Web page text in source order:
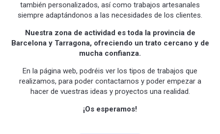
también personalizados, así como trabajos artesanales
siempre adaptándonos a las necesidades de los clientes.
Nuestra zona de actividad es toda la provincia de
Barcelona y Tarragona, ofreciendo un trato cercano y de
mucha confianza.
En la página web, podréis ver los tipos de trabajos que
realizamos, para poder contactarnos y poder empezar a
hacer de vuestras ideas y proyectos una realidad.
¡Os esperamos!